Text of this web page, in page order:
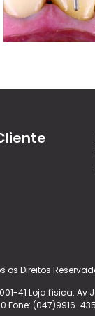
os Direitos
41 Loja física: Av
Fone: (047)9916-